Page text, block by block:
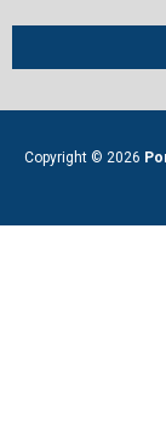
Copyright © 2026